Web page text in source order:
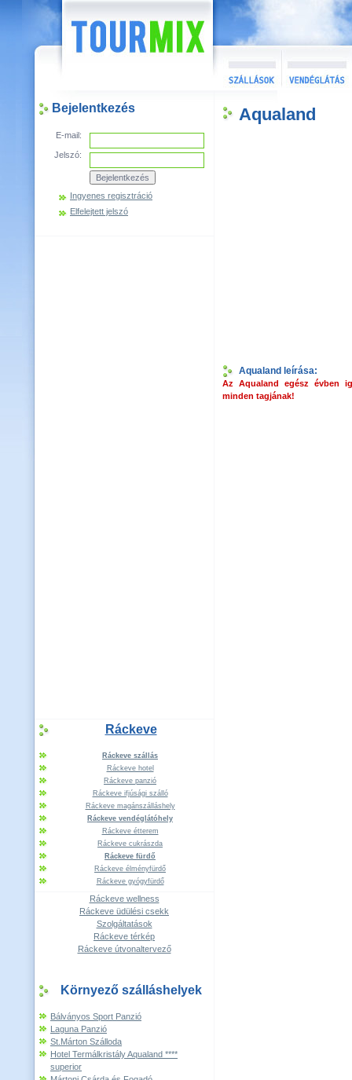
Bejelentkezés
E-mail:
Jelszó:
Ingyenes regisztráció
Elfelejtett jelszó
Ráckeve
Ráckeve szállás
Ráckeve hotel
Ráckeve panzió
Ráckeve ifjúsági szálló
Ráckeve magánszálláshely
Ráckeve vendéglátóhely
Ráckeve étterem
Ráckeve cukrászda
Ráckeve fürdő
Ráckeve élményfürdő
Ráckeve gyógyfürdő
Ráckeve wellness
Ráckeve üdülési csekk
Szolgáltatások
Ráckeve térkép
Ráckeve útvonaltervező
Környező szálláshelyek
Bálványos Sport Panzió
Laguna Panzió
St.Márton Szálloda
Hotel Termálkristály Aqualand ****
superior
Aqualand
Aqualand leírása:
Az Aqualand egész évben
minden tagjának!